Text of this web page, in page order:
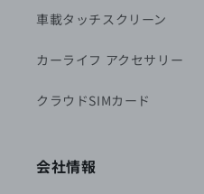
車載タッチスクリーン
カーライフ アクセサリー
クラウドSIMカード
会社情報